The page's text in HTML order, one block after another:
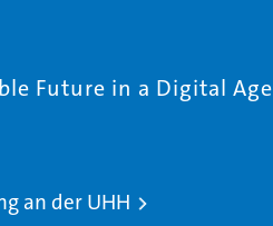
Future in a Digital Age
an der UHH